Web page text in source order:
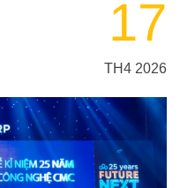
17
TH4 2026